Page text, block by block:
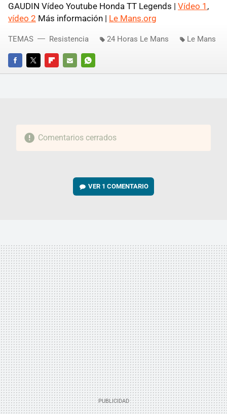
GAUDIN Vídeo Youtube Honda TT Legends | Vídeo 1 ,
vídeo 2 Más información | Le Mans.org
FACEBOOKTWITTERFLIPBOARD
E-
WHATSAPP
TEMAS Resistencia 24 Horas Le Mans Le Mans
Comentarios cerrados
VER 1 COMENTARIO